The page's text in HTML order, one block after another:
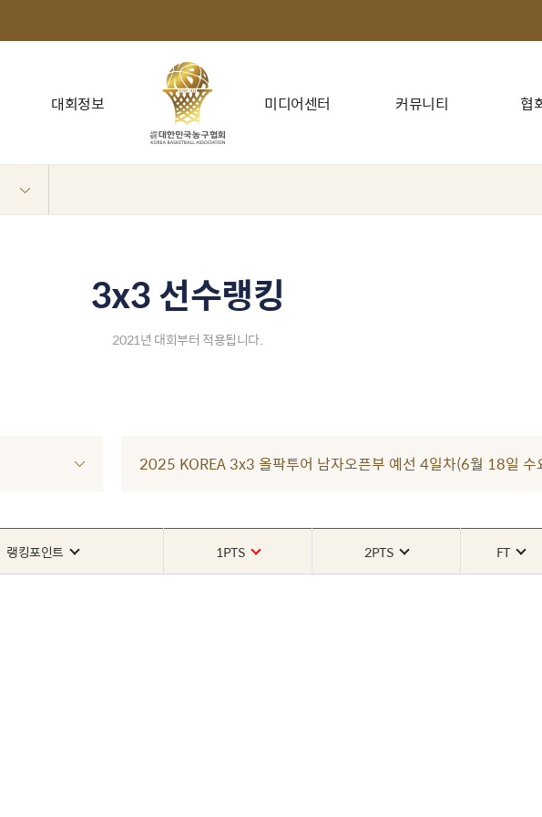
대회정보 미디어센터 커뮤니티 협
3x3 선수랭킹
2021년 대회부터 적용됩니다.
2025 KOREA 3x3 올팍투어 남자오픈부 예선 4일차(6월 18일 수
랭킹포인트 1PTS 2PTS FT